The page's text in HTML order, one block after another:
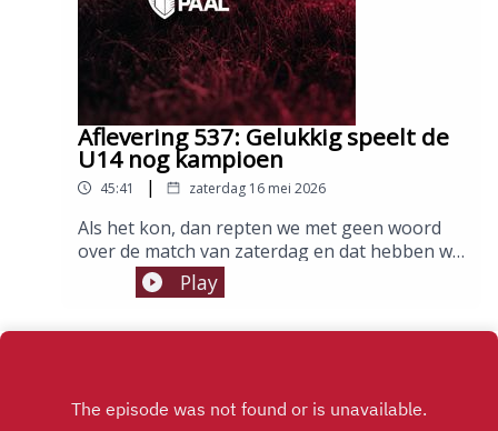
Aflevering 537: Gelukkig speelt de
U14 nog kampioen
45:41 | zaterdag 16 mei 2026
Als het kon, dan repten we met geen woord
over de match van zaterdag en dat hebben we
toch ook min of meer gedaan. Het gaat vooral
over wat er anders moet de komende twee
zeveren. Oh ja, en dinsdag spelen we
Play